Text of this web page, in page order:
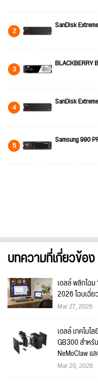
2 SanDisk
3 BLACKBERRY
4 SanDisk
5 Samsung 990
บทความที่เกี่ยวข้อง
เดลล์ พลิกโฉม
2026 โฉบเฉี่
Mar 27, 2026
เดลล์ เทคโน
GB300 สำหรั
NeMoClaw แ
Mar 20, 2026